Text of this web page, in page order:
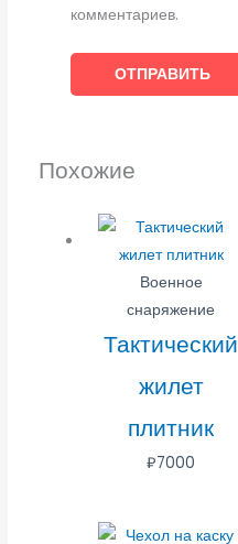
комментариев.
Похожие
Военное
снаряжение
Тактический
жилет
плитник
₽7000